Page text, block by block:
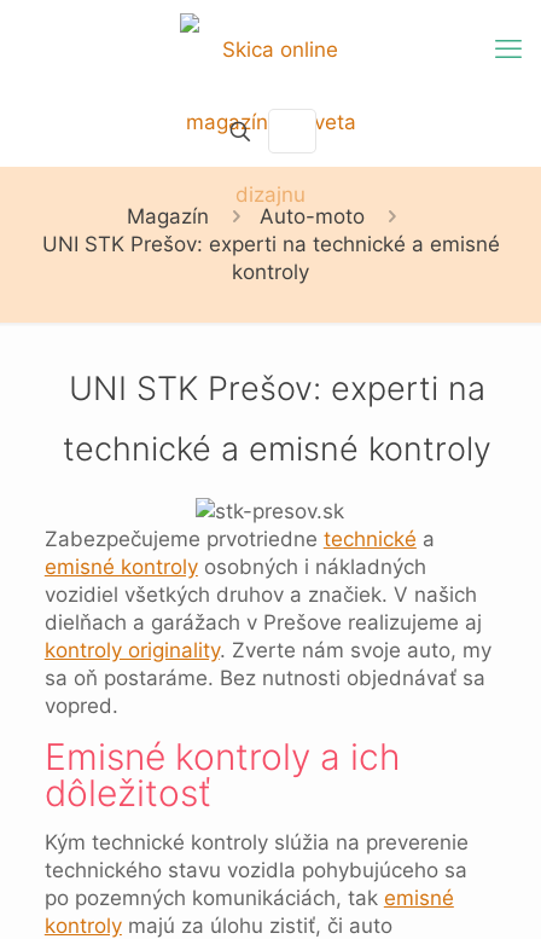
Magazín
Auto-moto
UNI STK Prešov: experti na technické a emisné
kontroly
UNI STK Prešov: experti na
technické a emisné kontroly
Zabezpečujeme prvotriedne technické a
emisné kontrolyosobných i nákladných
vozidiel všetkých druhov a značiek. V našich
dielňach a garážach v Prešove realizujeme aj
kontroly originality. Zverte nám svoje auto, my
sa oň postaráme. Bez nutnosti objednávať sa
vopred.
Emisné kontroly a ich
dôležitosť
Kým technické kontroly slúžia na preverenie
technického stavu vozidla pohybujúceho sa
po pozemných komunikáciách, tak emisné
kontrolymajú za úlohu zistiť, či auto